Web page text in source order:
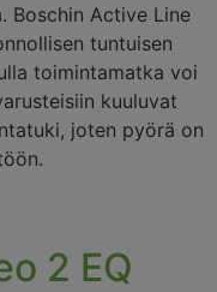
Boschin Active Line
tuntuisen
toimintamatka voi
kuuluvat
joten pyörä on
2 EQ